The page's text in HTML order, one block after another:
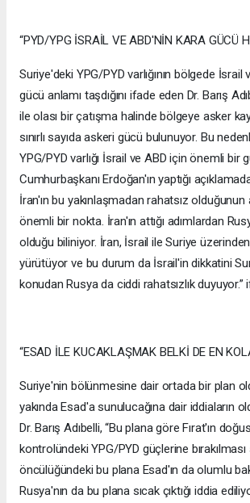
“PYD/YPG İSRAİL VE ABD'NİN KARA GÜCÜ
Suriye'deki YPG/PYD varlığının bölgede İsrail
gücü anlamı taşdığını ifade eden Dr. Barış
ile olası bir çatışma halinde bölgeye asker
sınırlı sayıda askeri gücü bulunuyor. Bu
YPG/PYD varlığı İsrail ve ABD için önemli bir
Cumhurbaşkanı Erdoğan'ın yaptığı
İran'ın bu yakınlaşmadan rahatsız olduğunun
önemli bir nokta. İran'ın attığı adımlardan
olduğu biliniyor. İran, İsrail ile Suriye
yürütüyor ve bu durum da İsrail'in dikkatini
konudan Rusya da ciddi rahatsızlık duyuyor.”
“ESAD İLE KUCAKLAŞMAK BELKİ DE EN
Suriye'nin bölünmesine dair ortada bir plan
yakında Esad'a sunulucağına dair iddiaların
Dr. Barış Adıbelli, “Bu plana göre Fırat'ın
kontrolündeki YPG/PYD güçlerine
öncülüğündeki bu plana Esad'ın da olumlu
Rusya'nın da bu plana sıcak çıktığı iddia